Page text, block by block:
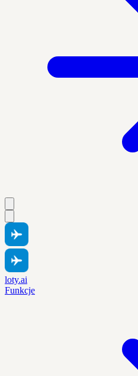
loty.ai
Funkcje